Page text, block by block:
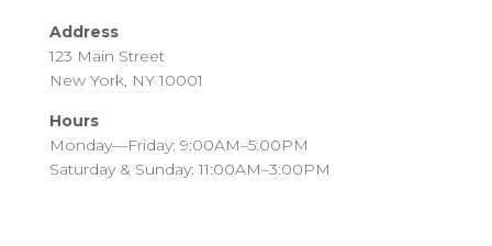
Address
123 Main Street
New York, NY 10001
Hours
Monday—Friday: 9:00AM–5:00PM
Saturday & Sunday: 11:00AM–3:00PM